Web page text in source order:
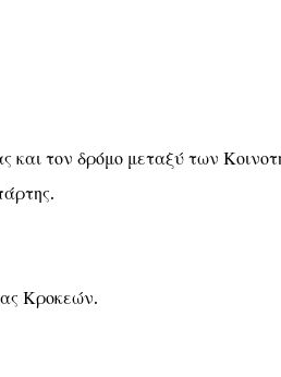
και τον δρόμο μεταξύ των
Κροκεών.